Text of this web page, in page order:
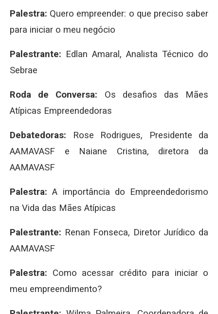
Palestra: Quero empreender: o que preciso saber
para iniciar o meu negócio
Palestrante: Edlan Amaral, Analista Técnico do
Sebrae
Roda de Conversa: Os desafios das Mães
Atípicas Empreendedoras
Debatedoras: Rose Rodrigues, Presidente da
AAMAVASF e Naiane Cristina, diretora da
AAMAVASF
Palestra: A importância do Empreendedorismo
na Vida das Mães Atípicas
Palestrante: Renan Fonseca, Diretor Jurídico da
AAMAVASF
Palestra: Como acessar crédito para iniciar o
meu empreendimento?